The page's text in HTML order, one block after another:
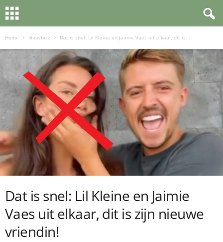
Home Showbizz Dat is snel: Lil Kleine en Jaimie Vaes uit elkaar, dit is...
Dat is snel: Lil Kleine en Jaimie
Vaes uit elkaar, dit is zijn nieuwe
vriendin!